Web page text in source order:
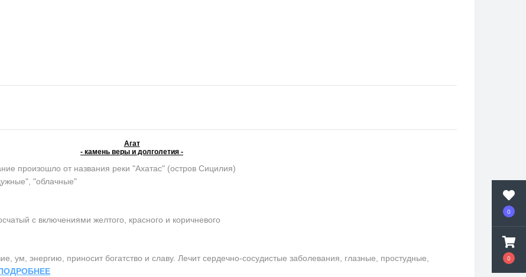
0
0
Агат
- камень веры и долголетия -
произошло от названия реки "Ахатас" (остров Сицилия)
"облачные"
с включениями желтого, красного и коричневого
ум, энергию, приносит богатство и славу. Лечит сердечно-сосудистые заболевания, глазные, простудные,